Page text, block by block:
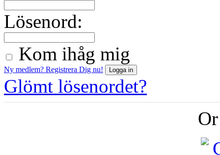
Lösenord:
Kom ihåg mig
Ny medlem? Registrera Dig nu!
Glömt lösenordet?